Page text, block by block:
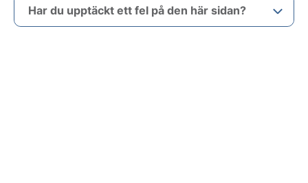
Har du upptäckt ett fel på den här sidan?